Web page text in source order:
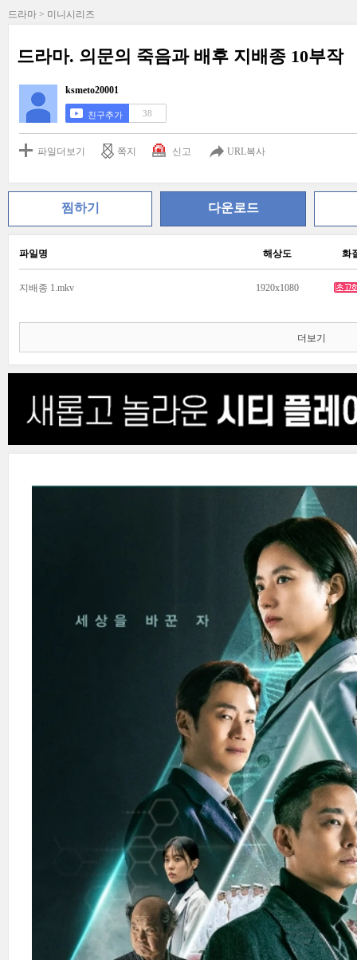
드라마 > 미니시리즈
드라마. 의문의 죽음과 배후 지배종 10부작
ksmeto20001
친구추가 38
파일더보기 쪽지 신고 URL복사
찜하기 다운로드
파일명 해상도 화
지배종 1.mkv 1920x1080
더보기